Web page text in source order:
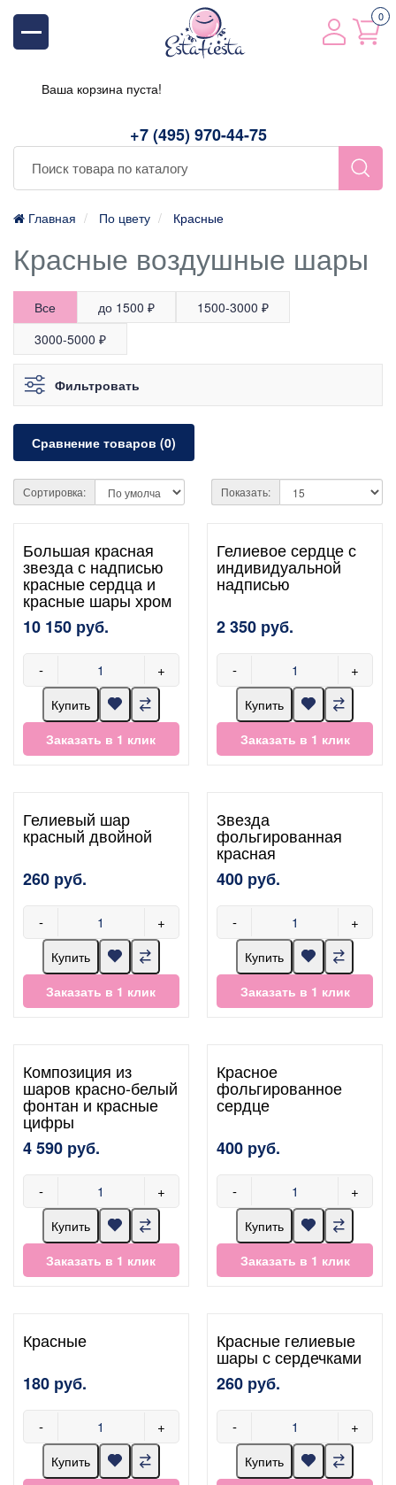
+7 (495) 970-44-75
0
Ваша корзина пуста!
Главная По цвету Красные
Красные воздушные шары
Все до 1500 ₽
1500-3000 ₽
3000-5000 ₽
Фильтровать
Сравнение товаров (0)
Сортировка: Показать:
Большая красная
звезда с надписью
красные сердца и
красные шары хром
10 150 руб.
- +
Купить
Заказать в 1 клик
Гелиевое сердце с
индивидуальной
надписью
2 350 руб.
- +
Купить
Заказать в 1 клик
Гелиевый шар
красный двойной
260 руб.
- +
Купить
Заказать в 1 клик
Звезда
фольгированная
красная
400 руб.
- +
Купить
Заказать в 1 клик
Композиция из
шаров красно-белый
фонтан и красные
цифры
4 590 руб.
- +
Купить
Заказать в 1 клик
Красное
фольгированное
сердце
400 руб.
- +
Купить
Заказать в 1 клик
Красные
180 руб.
- +
Купить
Красные гелиевые
шары с сердечками
260 руб.
- +
Купить